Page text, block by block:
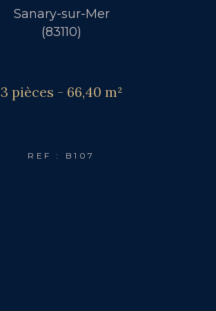
Sanary-sur-Mer
(83110)
3 pièces - 66,40 m²
REF : B107